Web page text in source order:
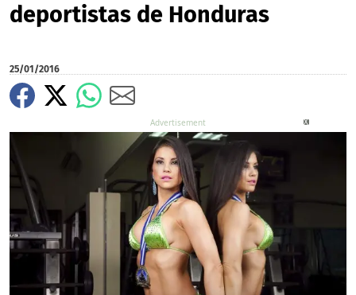
deportistas de Honduras
25/01/2016
X